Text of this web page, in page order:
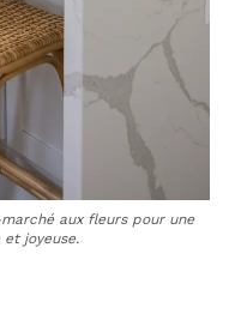
aux fleurs pour une
joyeuse.